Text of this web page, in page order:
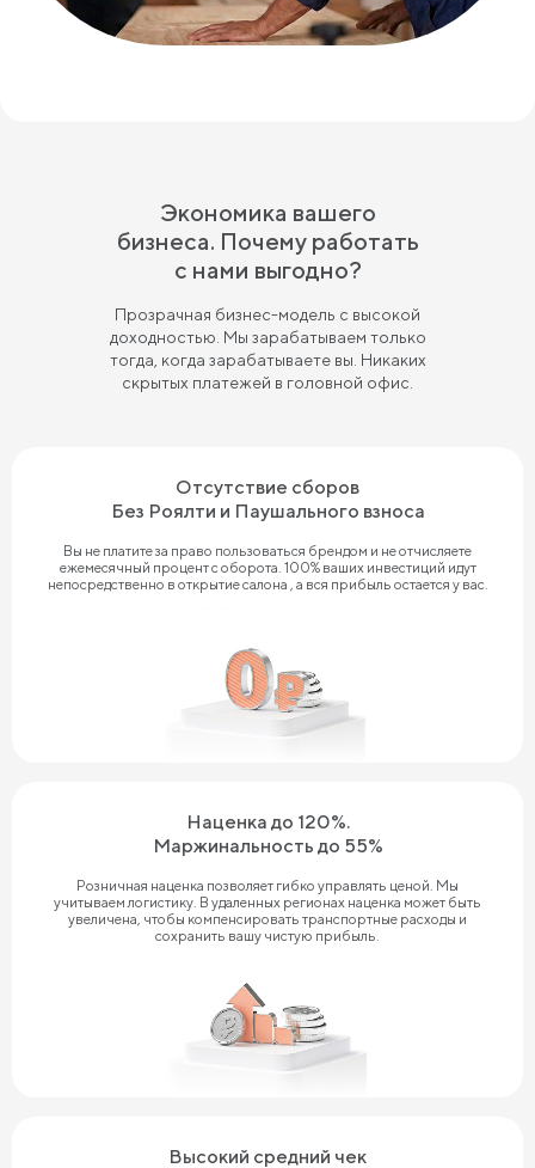
Экономика вашего
бизнеса. Почему работать
с нами выгодно?
Прозрачная бизнес-модель с высокой
доходностью. Мы зарабатываем только
тогда, когда зарабатываете вы. Никаких
скрытых платежей в головной офис.
Отсутствие сборов
Без Роялти и Паушального взноса
Вы не платите за право пользоваться брендом и не отчисляете
ежемесячный процент с оборота. 100% ваших инвестиций идут
непосредственно в открытие салона , а вся прибыль остается у вас.
Наценка до 120%.
Маржинальность до 55%
Розничная наценка позволяет гибко управлять ценой. Мы
учитываем логистику. В удаленных регионах наценка может быть
увеличена, чтобы компенсировать транспортные расходы и
сохранить вашу чистую прибыль.
Высокий средний чек